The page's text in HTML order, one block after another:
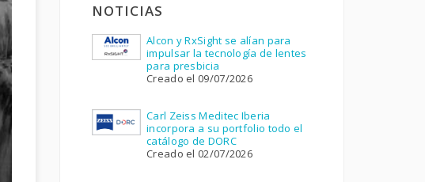
NOTICIAS
Alcon y RxSight se alían para
impulsar la tecnología de lentes
para presbicia
Creado el 09/07/2026
Carl Zeiss Meditec Iberia
incorpora a su portfolio todo el
catálogo de DORC
Creado el 02/07/2026